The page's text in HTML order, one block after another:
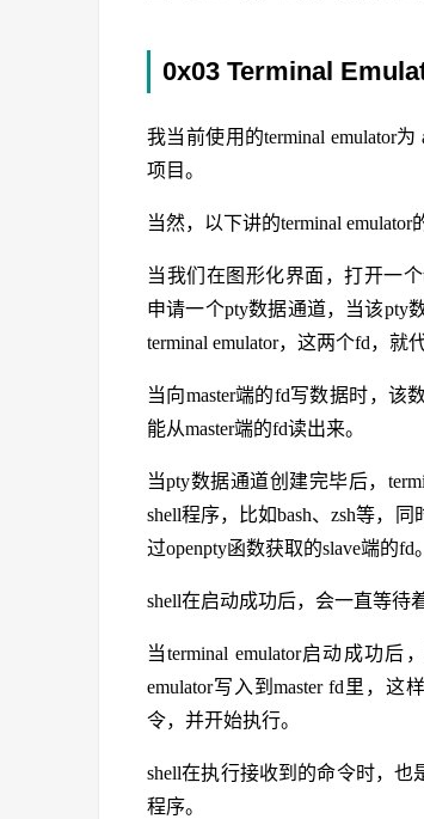
0x03 Terminal
我当前使用的terminal emulator
项目。
当然，以下讲的terminal emulator
当我们在图形化界面，打开一个
申请一个pty数据通道，当该pty
terminal emulator，这两个fd，就
当向master端的fd写数据时，该
能从master端的fd读出来。
当pty数据通道创建完毕后，
shell程序，比如bash、zsh等，
过openpty函数获取的slave端的fd。
shell在启动成功后，会一直等待
当terminal emulator启动成功
emulator写入到master fd里，
令，并开始执行。
shell在执行接收到的命令时，
程序。